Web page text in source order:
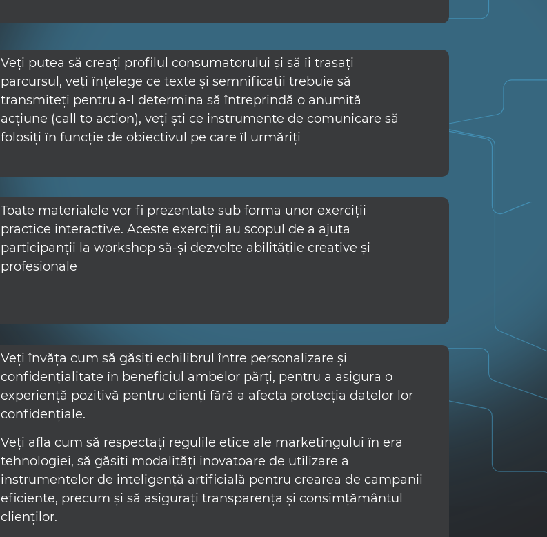
Veți putea să creați profilul consumatorului și să îi trasați
parcursul, veți înțelege ce texte și semnificații trebuie să
transmiteți pentru a-l determina să întreprindă o anumită
acțiune (call to action), veți ști ce instrumente de comunicare să
folosiți în funcție de obiectivul pe care îl urmăriți
Toate materialele vor fi prezentate sub forma unor exerciții
practice interactive. Aceste exerciții au scopul de a ajuta
participanții la workshop să-și dezvolte abilitățile creative și
profesionale
Veți învăța cum să găsiți echilibrul între personalizare și
confidențialitate în beneficiul ambelor părți, pentru a asigura o
experiență pozitivă pentru clienți fără a afecta protecția datelor lor
confidențiale.
Veți afla cum să respectați regulile etice ale marketingului în era
tehnologiei, să găsiți modalități inovatoare de utilizare a
instrumentelor de inteligență artificială pentru crearea de campanii
eficiente, precum și să asigurați transparența și consimțământul
clienților.